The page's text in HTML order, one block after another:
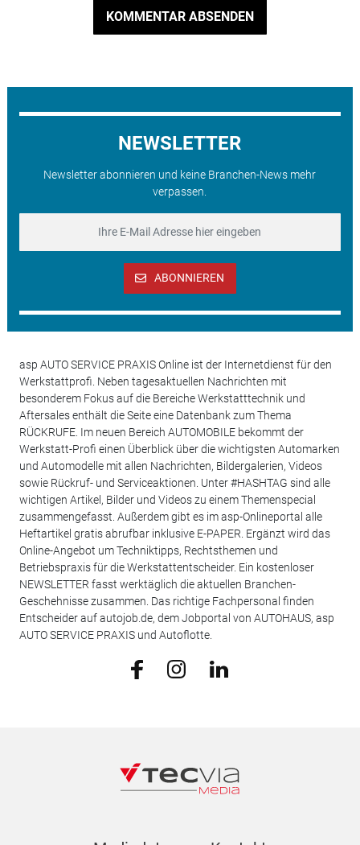
KOMMENTAR ABSENDEN
NEWSLETTER
Newsletter abonnieren und keine Branchen-News mehr
verpassen.
ABONNIEREN
asp AUTO SERVICE PRAXIS Online ist der Internetdienst für den
Werkstattprofi. Neben tagesaktuellen Nachrichten mit
besonderem Fokus auf die Bereiche Werkstatttechnik und
Aftersales enthält die Seite eine Datenbank zum Thema
RÜCKRUFE. Im neuen Bereich AUTOMOBILE bekommt der
Werkstatt-Profi einen Überblick über die wichtigsten Automarken
und Automodelle mit allen Nachrichten, Bildergalerien, Videos
sowie Rückruf- und Serviceaktionen. Unter #HASHTAG sind alle
wichtigen Artikel, Bilder und Videos zu einem Themenspecial
zusammengefasst. Außerdem gibt es im asp-Onlineportal alle
Heftartikel gratis abrufbar inklusive E-PAPER. Ergänzt wird das
Online-Angebot um Techniktipps, Rechtsthemen und
Betriebspraxis für die Werkstattentscheider. Ein kostenloser
NEWSLETTER fasst werktäglich die aktuellen Branchen-
Geschehnisse zusammen. Das richtige Fachpersonal finden
Entscheider auf autojob.de, dem Jobportal von AUTOHAUS, asp
AUTO SERVICE PRAXIS und Autoflotte.